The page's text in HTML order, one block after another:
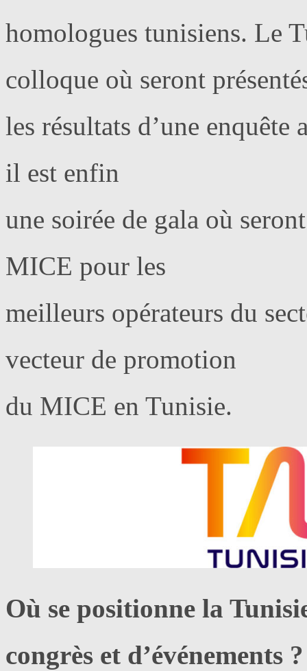
homologues tunisiens. Le
colloque où seront
les résultats d’une
il est enfin
une soirée de gala où
MICE pour les
meilleurs opérateurs du
vecteur de promotion
du MICE en Tunisie.
Où se positionne la
congrès et d’événements